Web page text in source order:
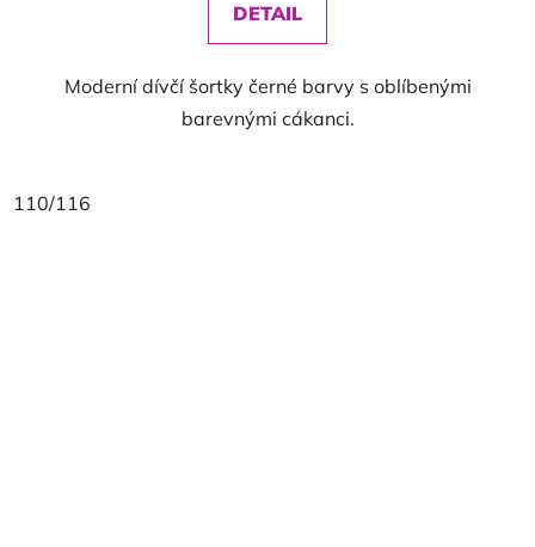
DETAIL
Moderní dívčí šortky černé barvy s oblíbenými
barevnými cákanci.
110/116